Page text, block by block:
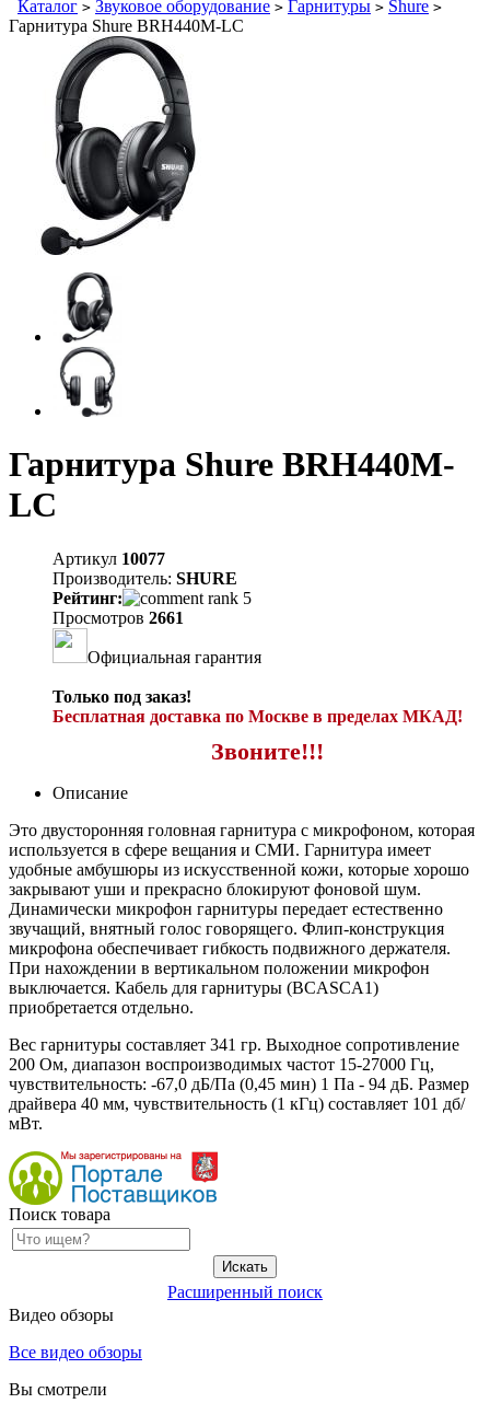
Каталог > Звуковое оборудование > Гарнитуры > Shure >
Гарнитура Shure BRH440M-LC
Гарнитура Shure BRH440M-
LC
Артикул 10077
Производитель: SHURE
Рейтинг:
Просмотров 2661
Официальная гарантия
Только под заказ!
Бесплатная доставка по Москве в пределах МКАД!
Звоните!!!
Описание
Это двусторонняя головная гарнитура с микрофоном, которая
используется в сфере вещания и СМИ. Гарнитура имеет
удобные амбушюры из искусственной кожи, которые хорошо
закрывают уши и прекрасно блокируют фоновой шум.
Динамически микрофон гарнитуры передает естественно
звучащий, внятный голос говорящего. Флип-конструкция
микрофона обеспечивает гибкость подвижного держателя.
При нахождении в вертикальном положении микрофон
выключается. Кабель для гарнитуры (BCASCA1)
приобретается отдельно.
Вес гарнитуры составляет 341 гр. Выходное сопротивление
200 Ом, диапазон воспроизводимых частот 15-27000 Гц,
чувствительность: -67,0 дБ/Па (0,45 мин) 1 Па - 94 дБ. Размер
драйвера 40 мм, чувствительность (1 кГц) составляет 101 дб/
мВт.
Поиск товара
Расширенный поиск
Видео обзоры
Все видео обзоры
Вы смотрели